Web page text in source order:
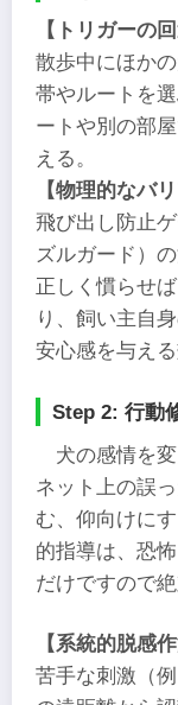
【トリガーの回
散歩中にほか
帯やルートを
ートや別の部
える。
【物理的なバリ
飛び出し防止
ズルガード）
正しく慣らせ
り、飼い主自
安心感を与え
Step 2: 行動
犬の感情を
ネット上の誤
む、仰向けに
的指導は、恐
だけですので
【系統的脱感
苦手な刺激（